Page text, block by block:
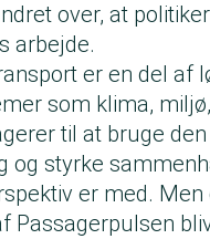
over, at
arbejde.
er en del af
som klima,
til at bruge
og styrke
er med.
Passagerpulsen